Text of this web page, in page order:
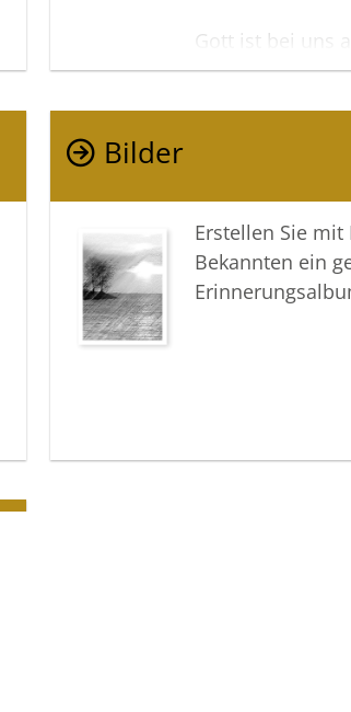
Gott ist bei uns
und am Morgen,
Bilder
Erstellen Sie
Bekannten ein